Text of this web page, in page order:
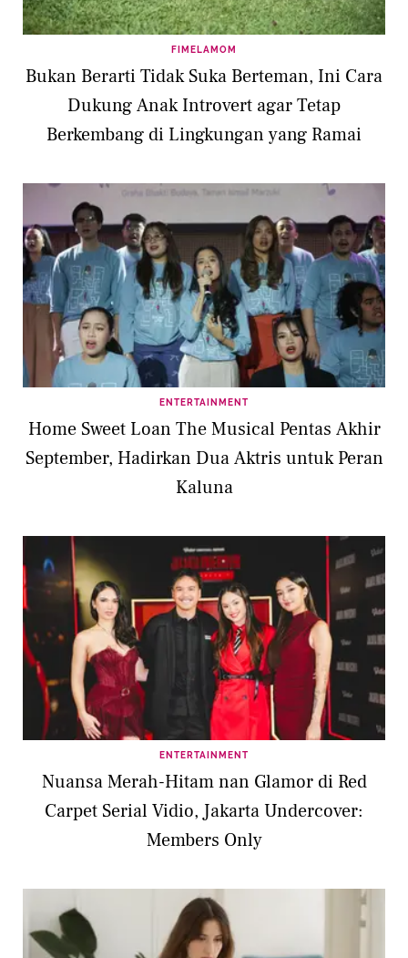
FIMELAMOM
Bukan Berarti Tidak Suka Berteman, Ini Cara
Dukung Anak Introvert agar Tetap
Berkembang di Lingkungan yang Ramai
ENTERTAINMENT
Home Sweet Loan The Musical Pentas Akhir
September, Hadirkan Dua Aktris untuk Peran
Kaluna
ENTERTAINMENT
Nuansa Merah-Hitam nan Glamor di Red
Carpet Serial Vidio, Jakarta Undercover:
Members Only